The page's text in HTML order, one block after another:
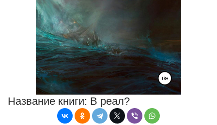
Название книги: В реал?